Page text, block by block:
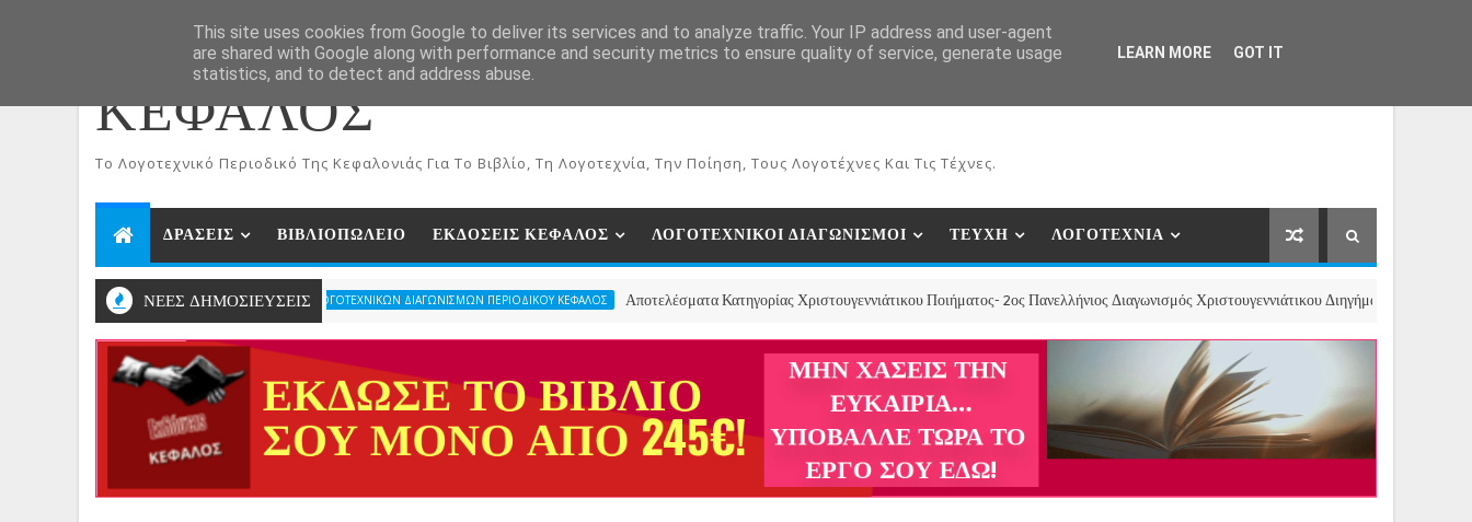
ΑΡΧΙΚΗ ΕΚΔΟΣΕΙΣ ΒΙΒΛΙΩΝ ΗΛΕΚΤΡΟΝΙΚΟ ΒΙΒΛΙΟΠΩΛΕΙΟ ΣΥΝΕΡΓΑΤΕΣ
ΚΕΦΑΛΟΣ
To Λογοτεχνικό Περιοδικό Της Κεφαλονιάς Για Το Βιβλίο, Τη Λογοτεχνία, Την Ποίηση, Τους Λογοτέχνες Και Τις Τέχνες.
ΔΡΑΣΕΙΣ ΒΙΒΛΙΟΠΩΛΕΙΟ ΕΚΔΟΣΕΙΣ ΚΕΦΑΛΟΣ ΛΟΓΟΤΕΧΝΙΚΟΙ ΔΙΑΓΩΝΙΣΜΟΙ ΤΕΥΧΗ ΛΟΓΟΤΕΧΝΙΑ
ΝΕΕΣ ΔΗΜΟΣΙΕΥΣΕΙΣ
ΑΠΟΤΕΛΕΣΜΑΤΑ ΛΟΓΟΤΕΧΝΙΚΩΝ ΔΙΑΓΩΝΙΣΜΩΝ ΠΕΡΙΟΔΙΚΟΥ ΚΕΦΑΛΟΣ Αποτελέσματα Κατηγορίας Χριστουγεννιάτικου Ποιήματος- 2ος Πανελλήνιος Διαγωνισμός Χριστουγεννιάτικου Διηγήματος, Παραμυθιού και
This site uses cookies from Google to deliver its services and to analyze traffic. Your IP address and user-agent
are shared with Google along with performance and security metrics to ensure quality of service, generate usage
statistics, and to detect and address abuse.
LEARN MORE GOT IT